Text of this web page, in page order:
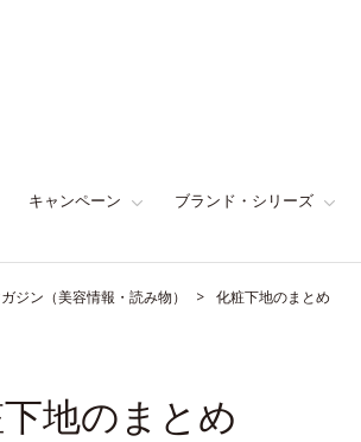
キャンペーン ブランド・シリーズ
ジン（美容情報・読み物） 化粧下地のまとめ
地のまとめ